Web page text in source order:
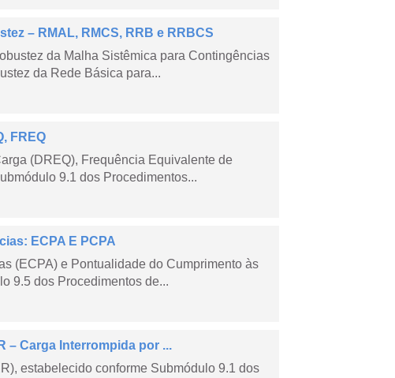
– RMAL, RMCS, RRB e RRBCS
da Malha Sistêmica para Contingências
da Rede Básica para...
FREQ
(DREQ), Frequência Equivalente de
9.1 dos Procedimentos...
ECPA E PCPA
(ECPA) e Pontualidade do Cumprimento às
9.5 dos Procedimentos de...
– Carga Interrompida por ...
estabelecido conforme Submódulo 9.1 dos